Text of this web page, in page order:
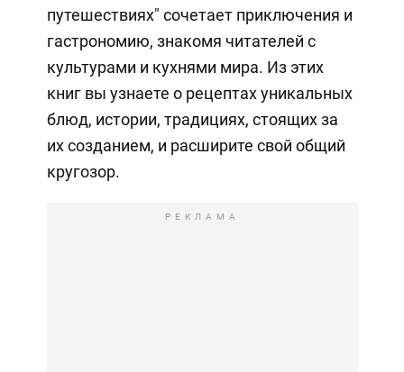
путешествиях" сочетает приключения и
гастрономию, знакомя читателей с
культурами и кухнями мира. Из этих
книг вы узнаете о рецептах уникальных
блюд, истории, традициях, стоящих за
их созданием, и расширите свой общий
кругозор.
РЕКЛАМА